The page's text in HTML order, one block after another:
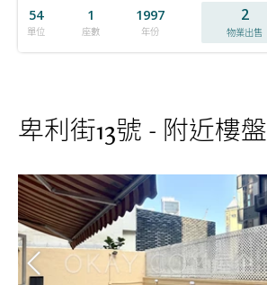
54
單位
1
座數
1997
年份
2
物業出售
卑利街13號 - 附近樓盤